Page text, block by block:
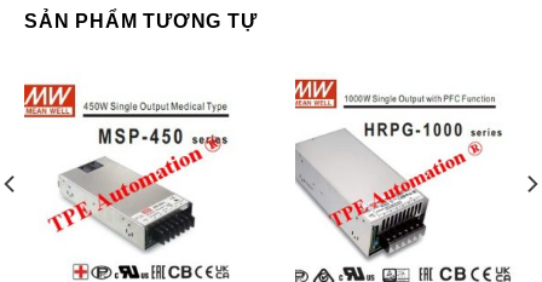
SẢN PHẨM TƯƠNG TỰ